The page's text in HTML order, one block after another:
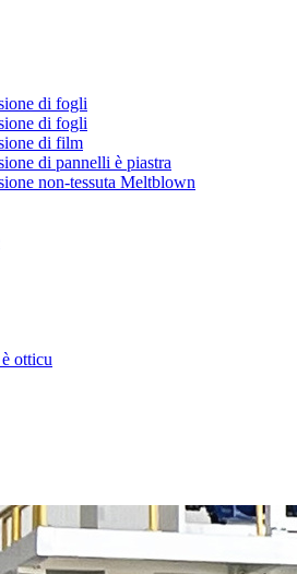
di fogli
di fogli
di film
di pannelli è piastra
non-tessuta Meltblown
otticu